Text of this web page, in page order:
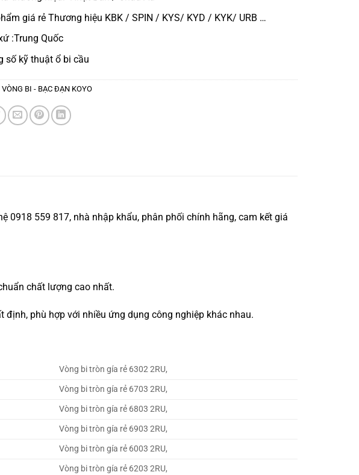
giá rẻ Thương hiệu KBK / SPIN / KYS/ KYD / KYK/ URB …
:Trung Quốc
số kỹ thuậtổ bi cầu
VÒNG BI - BẠC ĐẠN KOYO
0918 559 817, nhà nhập khẩu, phân phối chính hãng, cam kết giá
chất lượng cao nhất.
phù hợp với nhiều ứng dụng công nghiệp khác nhau.
Vòng bi tròn gía rẻ 6302 2RU,
Vòng bi tròn gía rẻ 6703 2RU,
Vòng bi tròn gía rẻ 6803 2RU,
Vòng bi tròn gía rẻ 6903 2RU,
Vòng bi tròn gía rẻ 6003 2RU,
Vòng bi tròn gía rẻ 6203 2RU,